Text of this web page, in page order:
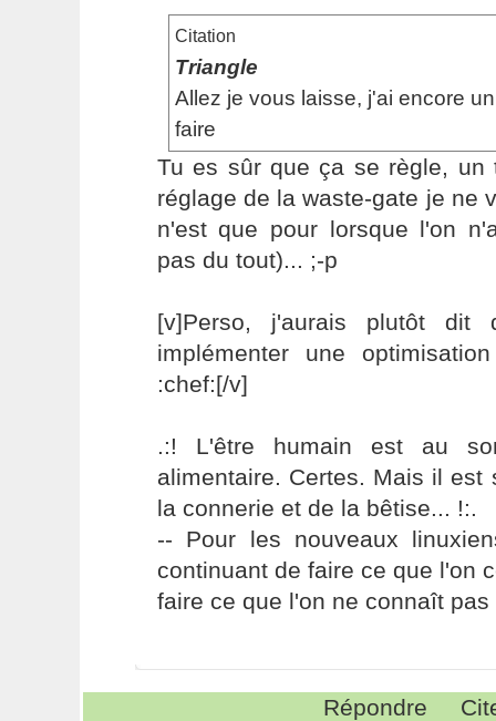
Citation
Triangle
Allez je vous laisse, j'ai encore
faire
Tu es sûr que ça se règle,
réglage de la waste-gate je ne
n'est que pour lorsque l'on
pas du tout)... ;-p
[v]Perso, j'aurais plutôt dit
implémenter une
:chef:[/v]
.:! L'être humain est au
alimentaire. Certes. Mais il est
la connerie et de la bêtise... !:.
-- Pour les nouveaux
continuant de faire ce que l'on
faire ce que l'on ne connaît pas
Répondre